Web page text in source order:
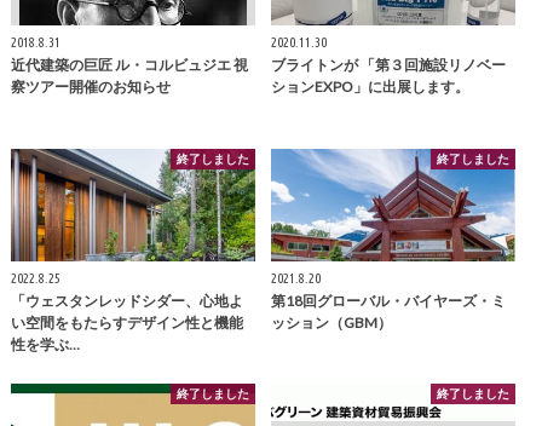
2018.8.31
近代建築の巨匠 ル・コルビュジエ 視
察ツアー開催のお知らせ
2020.11.30
ブライトンが 「第３回施設リノベー
ションEXPO」に出展します。
終了しました
2022.8.25
「ウェスタンレッドシダー、心地よ
い空間をもたらすデザイン性と機能
性を学ぶ…
終了しました
2021.8.20
第18回グローバル・バイヤーズ・ミ
ッション（GBM）
終了しました 終了しました